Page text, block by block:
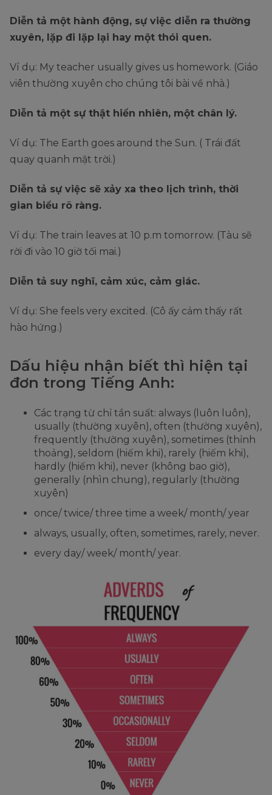
Diễn tả một hành động, sự việc diễn ra thường
xuyên, lặp đi lặp lại hay một thói quen.
Ví dụ: My teacher usually gives us homework. (Giáo
viên thường xuyên cho chúng tôi bài về nhà.)
Diễn tả một sự thật hiển nhiên, một chân lý.
Ví dụ: The Earth goes around the Sun. ( Trái đất
quay quanh mặt trời.)
Diễn tả sự việc sẽ xảy xa theo lịch trình, thời
gian biểu rõ ràng.
Ví dụ: The train leaves at 10 p.m tomorrow. (Tàu sẽ
rời đi vào 10 giờ tối mai.)
Diễn tả suy nghĩ, cảm xúc, cảm giác.
Ví dụ: She feels very excited. (Cô ấy cảm thấy rất
hào hứng.)
Dấu hiệu nhận biết thì hiện tại
đơn trong Tiếng Anh:
Các trạng từ chỉ tần suất: always (luôn luôn),
usually (thường xuyên), often (thường xuyên),
frequently (thường xuyên), sometimes (thỉnh
thoảng), seldom (hiếm khi), rarely (hiếm khi),
hardly (hiếm khi), never (không bao giờ),
generally (nhìn chung), regularly (thường
xuyên)
once/ twice/ three time a week/ month/ year
always, usually, often, sometimes, rarely, never.
every day/ week/ month/ year.